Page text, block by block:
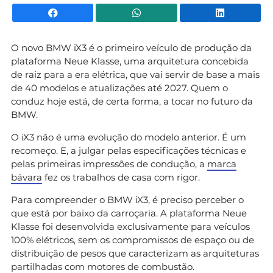
Facebook WhatsApp
O novo BMW iX3 é o primeiro veículo de produção da
plataforma Neue Klasse, uma arquitetura concebida
de raiz para a era elétrica, que vai servir de base a mais
de 40 modelos e atualizações até 2027. Quem o
conduz hoje está, de certa forma, a tocar no futuro da
BMW.
O iX3 não é uma evolução do modelo anterior. É um
recomeço. E, a julgar pelas especificações técnicas e
pelas primeiras impressões de condução, a marca
bávara fez os trabalhos de casa com rigor.
Para compreender o BMW iX3, é preciso perceber o
que está por baixo da carroçaria. A plataforma Neue
Klasse foi desenvolvida exclusivamente para veículos
100% elétricos, sem os compromissos de espaço ou de
distribuição de pesos que caracterizam as arquiteturas
partilhadas com motores de combustão.